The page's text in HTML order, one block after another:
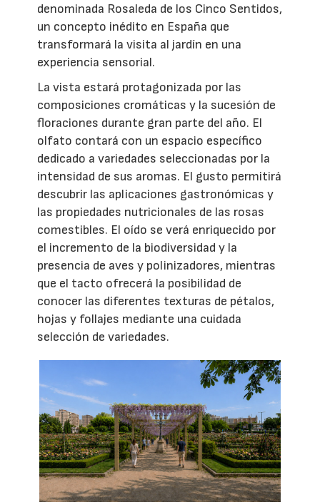
denominada Rosaleda de los Cinco Sentidos,
un concepto inédito en España que
transformará la visita al jardín en una
experiencia sensorial.
La vista estará protagonizada por las
composiciones cromáticas y la sucesión de
floraciones durante gran parte del año. El
olfato contará con un espacio específico
dedicado a variedades seleccionadas por la
intensidad de sus aromas. El gusto permitirá
descubrir las aplicaciones gastronómicas y
las propiedades nutricionales de las rosas
comestibles. El oído se verá enriquecido por
el incremento de la biodiversidad y la
presencia de aves y polinizadores, mientras
que el tacto ofrecerá la posibilidad de
conocer las diferentes texturas de pétalos,
hojas y follajes mediante una cuidada
selección de variedades.